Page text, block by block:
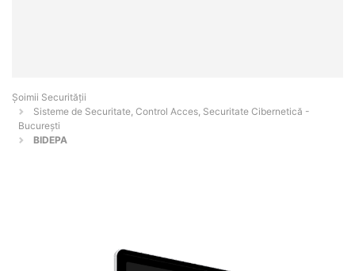
Șoimii Securității
Sisteme de Securitate, Control Acces, Securitate Cibernetică -
Bucureşti
BIDEPA